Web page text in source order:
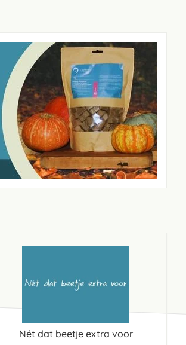
Nét dat beetje extra voor